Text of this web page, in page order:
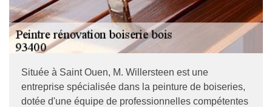
Située à Saint Ouen, M. Willersteen est une
entreprise spécialisée dans la peinture de boiseries,
dotée d'une équipe de professionnelles compétentes